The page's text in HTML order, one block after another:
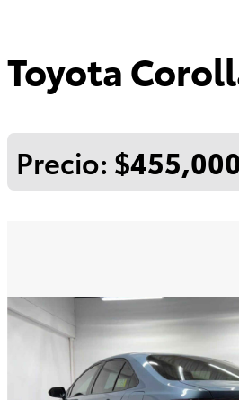
2026
Toyota
Precio: $455,000